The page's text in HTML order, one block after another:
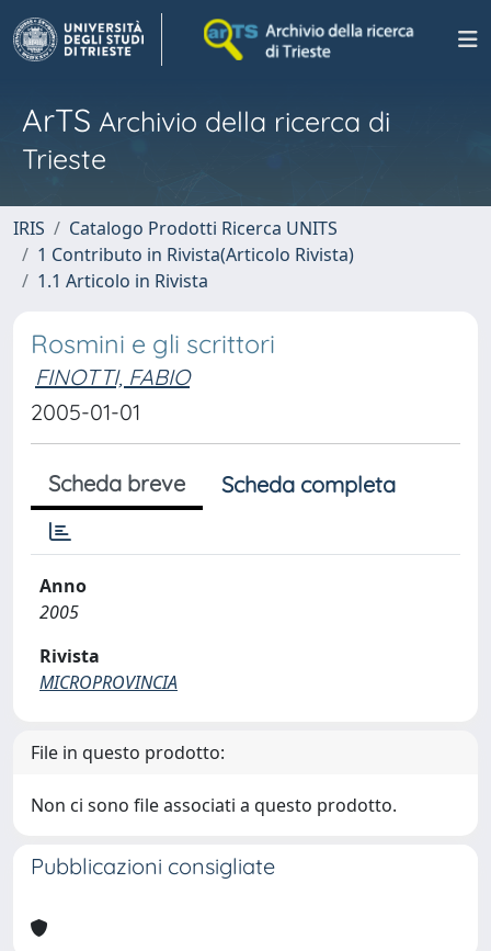
ArTS Archivio della ricerca di
Trieste
IRIS
Catalogo Prodotti Ricerca UNITS
1 Contributo in Rivista(Articolo Rivista)
1.1 Articolo in Rivista
Rosmini e gli scrittori
FINOTTI, FABIO
2005-01-01
Scheda breve Scheda completa
Anno
2005
Rivista
MICROPROVINCIA
File in questo prodotto:
Non ci sono file associati a questo prodotto.
Pubblicazioni consigliate